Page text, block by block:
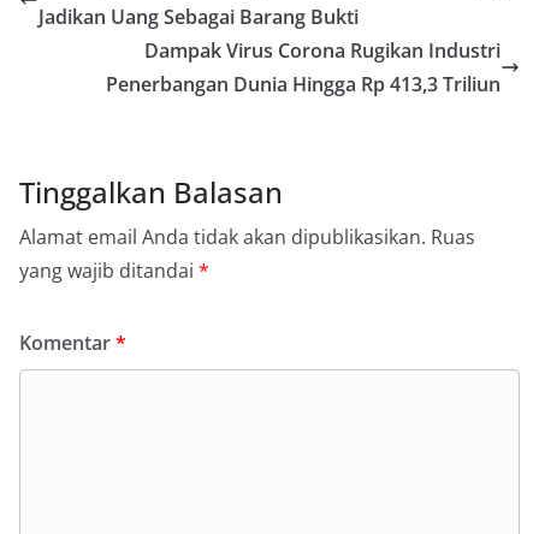
Jadikan Uang Sebagai Barang Bukti
Dampak Virus Corona Rugikan Industri
Penerbangan Dunia Hingga Rp 413,3 Triliun
Tinggalkan Balasan
Alamat email Anda tidak akan dipublikasikan. Ruas
yang wajib ditandai *
Komentar*